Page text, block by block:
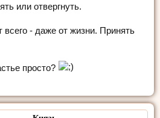
или отвергнуть.
всего - даже от жизни. Принять
просто?